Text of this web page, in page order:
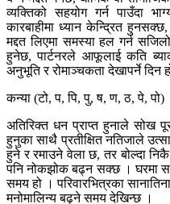
व्यक्तिको सहयोग गर्न पाउँदा
कारबाहीमा ध्यान केन्द्रित
मद्दत लिएमा समस्या हल गर्न
हुनेछ, पार्टनरले आफूलाई कति
अनुभूति र रोमाञ्चकता देखापर्ने दिन
कन्या (टो, प, पि, पु, ष, ण, ठ, पे, पो)
अतिरिक्त धन प्राप्त हुनाले सोख
हुनुका साथै प्रतीक्षित नतिजाले
हुने र रमाउने वेला छ, तर बोल्दा निकै
पनि नोकझोक बढ्न सक्छ । घरमा
समय हो । परिवारभित्रका
मनोमालिन्य बढ्ने समय देखिन्छ ।